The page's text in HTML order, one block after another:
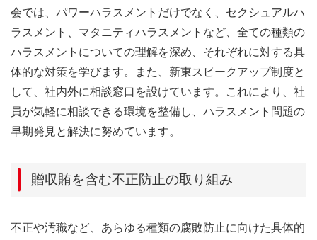
会では、パワーハラスメントだけでなく、セクシュアルハ
ラスメント、マタニティハラスメントなど、全ての種類の
ハラスメントについての理解を深め、それぞれに対する具
体的な対策を学びます。また、新東スピークアップ制度と
して、社内外に相談窓口を設けています。これにより、社
員が気軽に相談できる環境を整備し、ハラスメント問題の
早期発見と解決に努めています。
贈収賄を含む不正防止の取り組み
不正や汚職など、あらゆる種類の腐敗防止に向けた具体的